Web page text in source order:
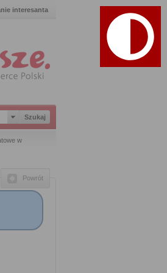
interesanta
w
Powrót